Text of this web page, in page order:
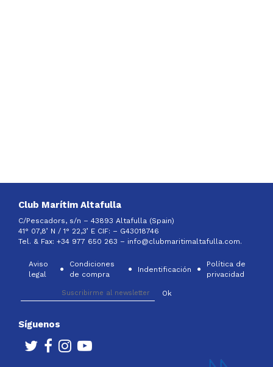
Club Marítim Altafulla
C/Pescadors, s/n – 43893 Altafulla (Spain)
41° 07,8’ N / 1° 22,3’ E CIF: – G43018746
Tel. & Fax: +34 977 650 263 – info@clubmaritimaltafulla.com.
Aviso
legal
Condiciones
de compra
Indentificación
Política de
privacidad
Síguenos